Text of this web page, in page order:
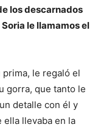
los descarnados
le llamamos el
le regaló el
gorra, que tanto le
detalle con él y
ella llevaba en la